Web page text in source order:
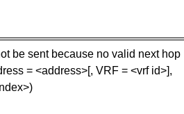
be sent because no valid next hop
= <address>[, VRF = <vrf id>],